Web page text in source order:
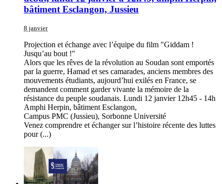
bâtiment Esclangon, Jussieu
8 janvier
Projection et échange avec l’équipe du film "Giddam !
Jusqu’au bout !"
Alors que les rêves de la révolution au Soudan sont emportés
par la guerre, Hamad et ses camarades, anciens membres des
mouvements étudiants, aujourd’hui exilés en France, se
demandent comment garder vivante la mémoire de la
résistance du peuple soudanais. Lundi 12 janvier 12h45 - 14h
Amphi Herpin, bâtiment Esclangon,
Campus PMC (Jussieu), Sorbonne Université
Venez comprendre et échanger sur l’histoire récente des luttes
pour (...)